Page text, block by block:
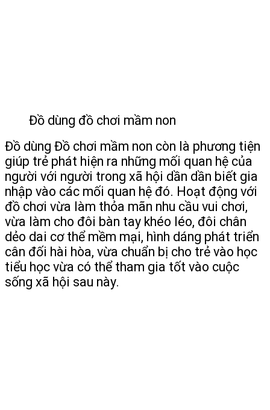
Đồ dùng đồ chơi mầm non
Đồ dùng Đồ chơi mầm non còn là phương tiện
giúp trẻ phát hiện ra những mối quan hệ của
người với người trong xã hội dần dần biết gia
nhập vào các mối quan hệ đó. Hoạt động với
đồ chơi vừa làm thỏa mãn nhu cầu vui chơi,
vừa làm cho đôi bàn tay khéo léo, đôi chân
dẻo dai cơ thể mềm mại, hình dáng phát triển
cân đối hài hòa, vừa chuẩn bị cho trẻ vào học
tiểu học vừa có thể tham gia tốt vào cuộc
sống xã hội sau này.